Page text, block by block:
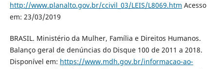
http://www.planalto.gov.br/ccivil_03/LEIS/L8069.htm Acesso
em: 23/03/2019
BRASIL. Ministério da Mulher, Família e Direitos Humanos.
Balanço geral de denúncias do Disque 100 de 2011 a 2018.
Disponível em: https://www.mdh.gov.br/informacao-ao-